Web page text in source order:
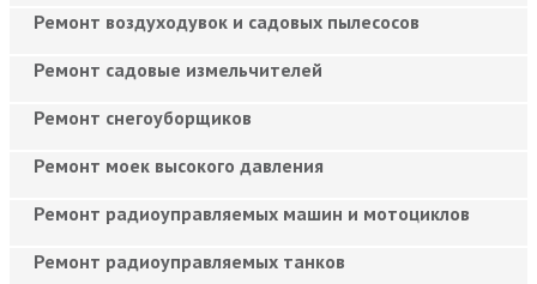
Ремонт воздуходувок и садовых пылесосов
Ремонт садовые измельчителей
Ремонт снегоуборщиков
Ремонт моек высокого давления
Ремонт радиоуправляемых машин и мотоциклов
Ремонт радиоуправляемых танков